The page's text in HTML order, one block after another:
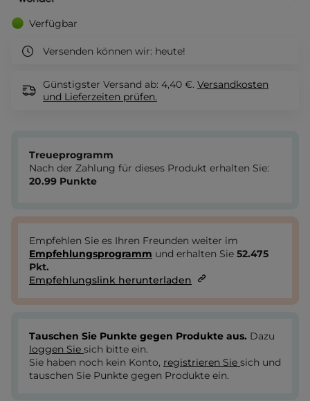
Verfügbar
Versenden können wir: heute!
Günstigster Versand ab: 4,40 €. Versandkosten
und Lieferzeiten prüfen.
Treueprogramm
Nach der Zahlung für dieses Produkt erhalten Sie:
20.99 Punkte
Empfehlen Sie es Ihren Freunden weiter im
Empfehlungsprogramm und erhalten Sie 52.475
Pkt.
Empfehlungslink herunterladen
Tauschen Sie Punkte gegen Produkte aus. Dazu
loggen Sie sich bitte ein.
Sie haben noch kein Konto, registrieren Sie sich und
tauschen Sie Punkte gegen Produkte ein.